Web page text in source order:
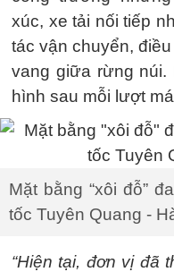
xúc, xe tải nối tiếp
tác vận chuyển,
vang giữa rừng núi.
hình sau mỗi lượt
Mặt bằng “xôi đỗ”
tốc Tuyên Quang -
“Hiện tại, đơn vị đã